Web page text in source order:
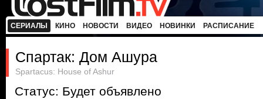
СЕРИАЛЫ КИНО НОВОСТИ ВИДЕО НОВИНКИ РАСПИСАНИЕ
Спартак: Дом Ашура
Spartacus: House of Ashur
Статус: Будет объявлено